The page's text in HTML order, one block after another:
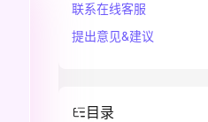
联系在线客服
提出意见&建议
目录